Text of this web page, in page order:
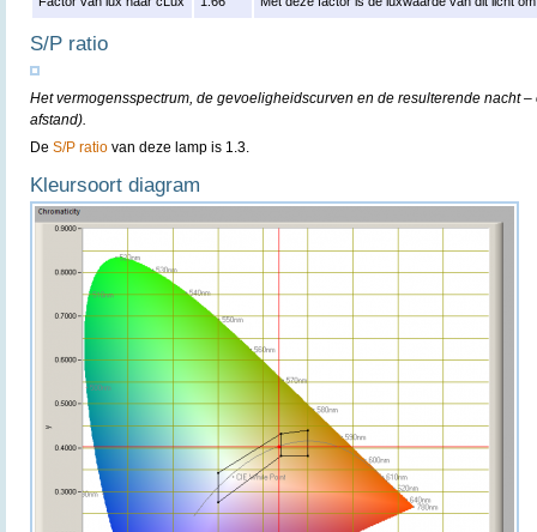
S/P ratio
Het vermogensspectrum, de gevoeligheidscurven en de resulterende nacht
afstand).
De S/P ratio van deze lamp is 1.3.
Kleursoort diagram